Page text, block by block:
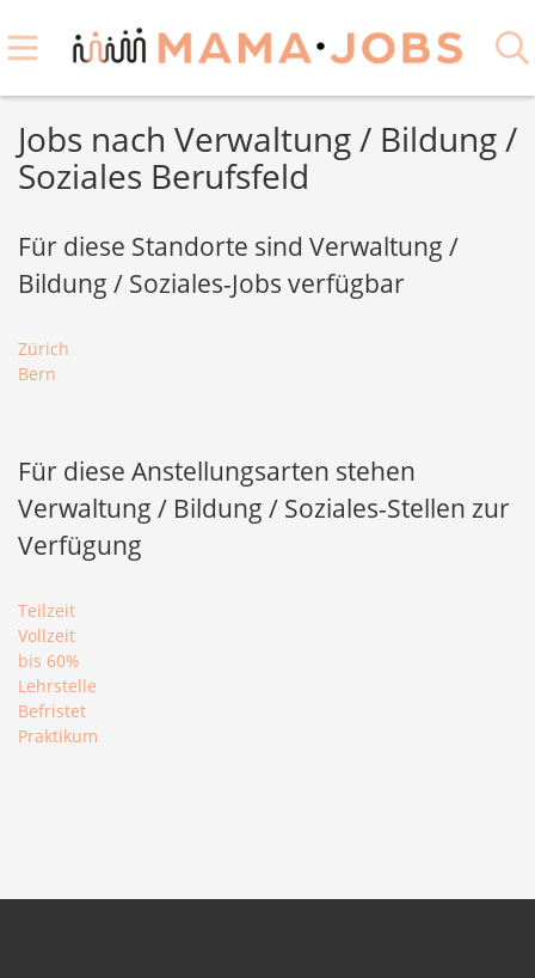
Jobs nach Verwaltung / Bildung /
Soziales Berufsfeld
Für diese Standorte sind Verwaltung /
Bildung / Soziales-Jobs verfügbar
Zürich
Bern
Für diese Anstellungsarten stehen
Verwaltung / Bildung / Soziales-Stellen zur
Verfügung
Teilzeit
Vollzeit
bis 60%
Lehrstelle
Befristet
Praktikum